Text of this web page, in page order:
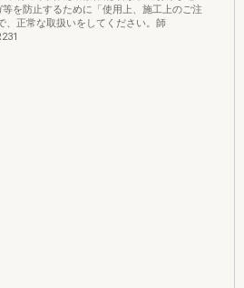
を防止するために「使用上、施工上のご注
、正常な取扱いをしてください。師